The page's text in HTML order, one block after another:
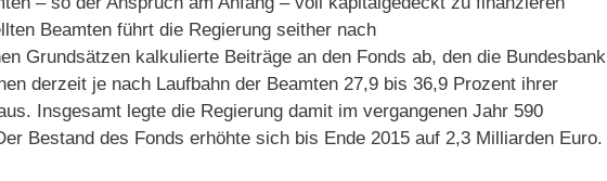
Beamten führt die Regierung seither nach
Grundsätzen kalkulierte Beiträge an den Fonds ab, den die Bundesbank
derzeit je nach Laufbahn der Beamten 27,9 bis 36,9 Prozent ihrer
Insgesamt legte die Regierung damit im vergangenen Jahr 590
Bestand des Fonds erhöhte sich bis Ende 2015 auf 2,3 Milliarden Euro.